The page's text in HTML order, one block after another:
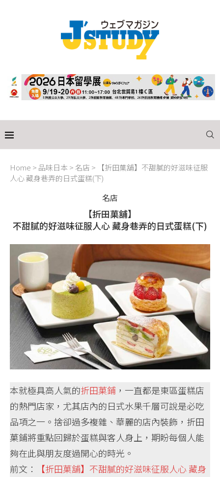
Home > 品味日本 >名店 >
【折田菓舖】不甜膩的好滋味征服
人心 藏身巷弄的日式蛋糕(下)
名店
【折田菓舖】
不甜膩的好滋味征服人心 藏身巷弄的日式蛋糕(下)
本就極具高人氣的折田菓鋪 ，一直都是東區蛋糕店
的熱門店家，尤其店內的日式水果千層可說是必吃
品項之一。捨卻過多複雜、華麗的店內裝飾，折田
菓鋪將重點回歸於蛋糕與客人身上，期盼每個人能
夠在此與朋友度過開心的時光。
前文：
【折田菓舖】不甜膩的好滋味征服人心 藏身